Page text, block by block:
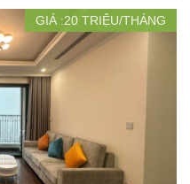
GIÁ :20 TRIỆU/THÁNG